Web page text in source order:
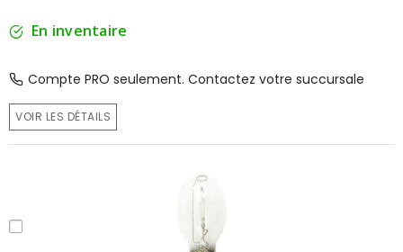
En inventaire
Compte PRO seulement. Contactez votre succursale
VOIR LES DÉTAILS